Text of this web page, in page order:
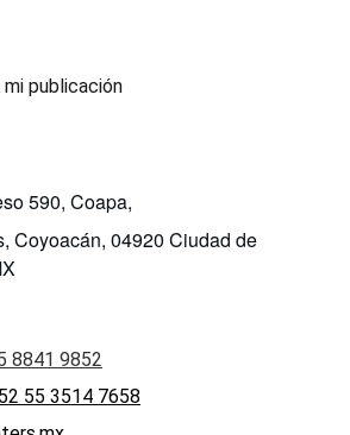
publicación
590, Coapa,
Coyoacán, 04920 Ciudad de
8841 9852
55 3514 7658